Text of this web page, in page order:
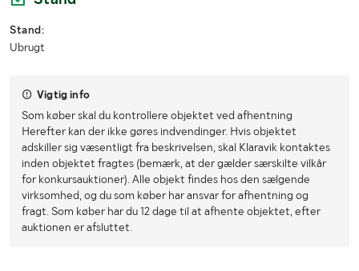
Stand:
Ubrugt
Vigtig info
Som køber skal du kontrollere objektet ved afhentning
Herefter kan der ikke gøres indvendinger. Hvis objektet
adskiller sig væsentligt fra beskrivelsen, skal Klaravik kontaktes
inden objektet fragtes (bemærk, at der gælder særskilte vilkår
for konkursauktioner). Alle objekt findes hos den sælgende
virksomhed, og du som køber har ansvar for afhentning og
fragt. Som køber har du 12 dage til at afhente objektet, efter
auktionen er afsluttet.